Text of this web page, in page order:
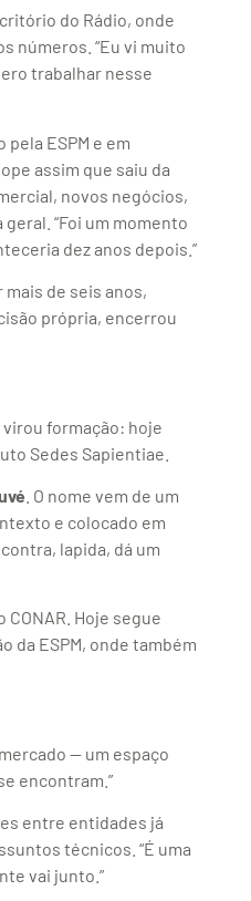
do Rádio, onde
números. “Eu vi muito
trabalhar nesse
pela ESPM e em
assim que saiu da
novos negócios,
“Foi um momento
dez anos depois.”
mais de seis anos,
própria, encerrou
virou formação: hoje
Sedes Sapientiae.
. O nome vem de um
e colocado em
lapida, dá um
Hoje segue
da ESPM, onde também
— um espaço
encontram.”
entre entidades já
técnicos. “É uma
vai junto.”